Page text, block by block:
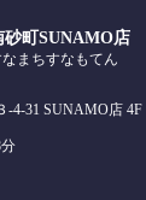
町SUNAMO店
まちすなもてん
-4-31 SUNAMO店 4F